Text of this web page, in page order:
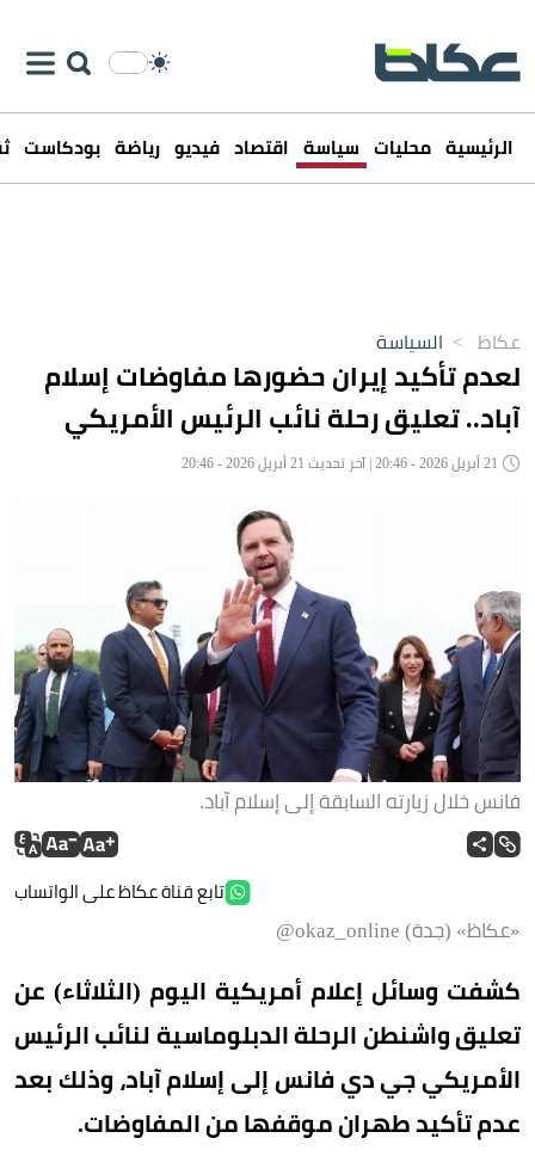
الرئيسية محليات سياسة اقتصاد فيديو رياضة بودكاست
عكاظ > السياسة
لعدم تأكيد إيران حضورها مفاوضات إسلام
آباد.. تعليق رحلة نائب الرئيس الأمريكي
فانس خلال زيارته السابقة إلى إسلام آباد.
تابع قناة عكاظ على الواتساب
«عكاظ» (جدة) okaz_online@
كشفت وسائل إعلام أمريكية اليوم (الثلاثاء) عن
تعليق واشنطن الرحلة الدبلوماسية لنائب الرئيس
الأمريكي جي دي فانس إلى إسلام آباد، وذلك بعد
عدم تأكيد طهران موقفها من المفاوضات.